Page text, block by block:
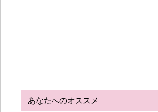
あなたへのオススメ